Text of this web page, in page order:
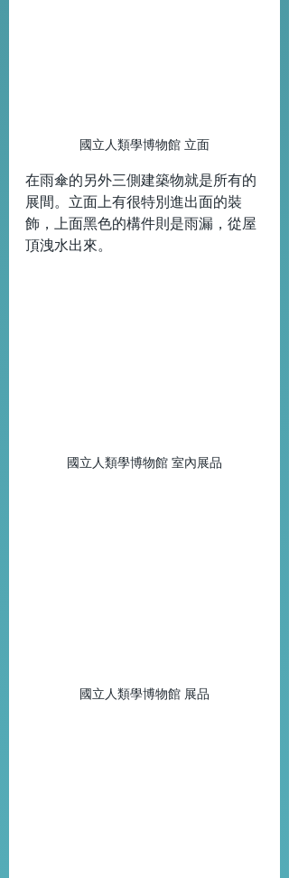
國立人類學博物館 立面
在雨傘的另外三側建築物就是所有的
展間。立面上有很特別進出面的裝
飾，上面黑色的構件則是雨漏，從屋
頂洩水出來。
國立人類學博物館 室內展品
國立人類學博物館 展品